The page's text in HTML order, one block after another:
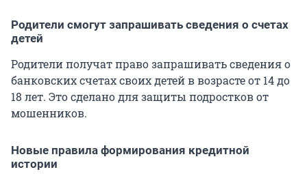
Родители смогут запрашивать сведения о счетах
детей
Родители получат право запрашивать сведения о
банковских счетах своих детей в возрасте от 14 до
18 лет. Это сделано для защиты подростков от
мошенников.
Новые правила формирования кредитной
истории